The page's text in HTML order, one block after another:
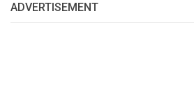
ADVERTISEMENT